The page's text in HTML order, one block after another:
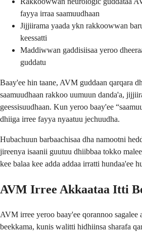
fayya irraa saamuudhaan
Jijjiirama yaada ykn rakkoowwan
keessatti
Maddiwwan gaddisiisaa yeroo
guddatu
Baay'ee hin taane, AVM guddaan qarqara
saamuudhaan rakkoo uumuun danda'a,
geessisuudhaan. Kun yeroo baay'ee
dhiiga irree fayya nyaatuu jechuudha.
Hubachuun barbaachisaa dha namootni
jireenya isaanii guutuu dhiibbaa tokko
kee balaa kee adda addaa irratti hundaa'ee
AVM Irree Akkaataa Itti
AVM irree yeroo baay'ee qorannoo sagalee
beekkama, kunis walitti hidhiinsa sharafa